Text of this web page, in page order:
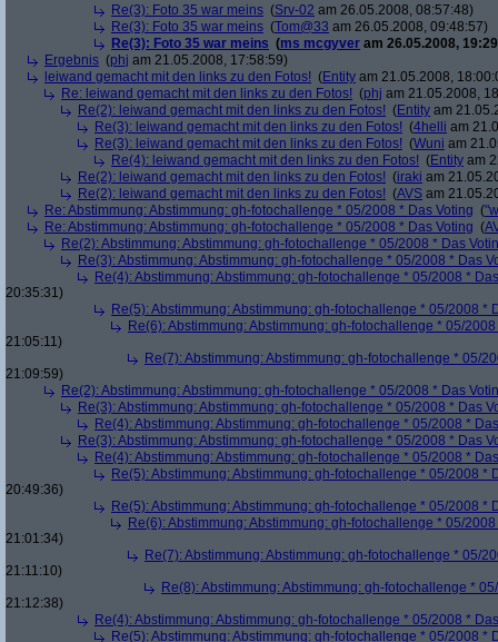
Re(3): Foto 35 war meins (Srv-02 am 26.05.2008, 08:57:48)
Re(3): Foto 35 war meins (Tom@33 am 26.05.2008, 09:48:57)
Re(3): Foto 35 war meins (ms mcgyver am 26.05.2008,
Ergebnis (phj am 21.05.2008, 17:58:59)
leiwand gemacht mit den links zu den Fotos! (Entity am 21.05.2008,
Re: leiwand gemacht mit den links zu den Fotos! (phj am 21.05.2008,
Re(2): leiwand gemacht mit den links zu den Fotos! (Entity am
Re(3): leiwand gemacht mit den links zu den Fotos! (4helli am
Re(3): leiwand gemacht mit den links zu den Fotos! (Wuni am
Re(4): leiwand gemacht mit den links zu den Fotos! (Entity am
Re(2): leiwand gemacht mit den links zu den Fotos! (iraki am
Re(2): leiwand gemacht mit den links zu den Fotos! (AVS am
Re: Abstimmung: Abstimmung: gh-fotochallenge * 05/2008 * Das Voting (
Re: Abstimmung: Abstimmung: gh-fotochallenge * 05/2008 * Das Voting (
Re(2): Abstimmung: Abstimmung: gh-fotochallenge * 05/2008 * Das
Re(3): Abstimmung: Abstimmung: gh-fotochallenge * 05/2008 * Das
Re(4): Abstimmung: Abstimmung: gh-fotochallenge * 05/2008 *
20:35:31)
Re(5): Abstimmung: Abstimmung: gh-fotochallenge * 05/2008 *
Re(6): Abstimmung: Abstimmung: gh-fotochallenge * 05/
21:05:11)
Re(7): Abstimmung: Abstimmung: gh-fotochallenge * 05/
21:09:59)
Re(2): Abstimmung: Abstimmung: gh-fotochallenge * 05/2008 * Das
Re(3): Abstimmung: Abstimmung: gh-fotochallenge * 05/2008 * Das
Re(4): Abstimmung: Abstimmung: gh-fotochallenge * 05/2008 *
Re(3): Abstimmung: Abstimmung: gh-fotochallenge * 05/2008 * Das
Re(4): Abstimmung: Abstimmung: gh-fotochallenge * 05/2008 *
Re(5): Abstimmung: Abstimmung: gh-fotochallenge * 05/2008 *
20:49:36)
Re(5): Abstimmung: Abstimmung: gh-fotochallenge * 05/2008 *
Re(6): Abstimmung: Abstimmung: gh-fotochallenge * 05/
21:01:34)
Re(7): Abstimmung: Abstimmung: gh-fotochallenge * 05/
21:11:10)
Re(8): Abstimmung: Abstimmung: gh-fotochallenge *
21:12:38)
Re(4): Abstimmung: Abstimmung: gh-fotochallenge * 05/2008 *
Re(5): Abstimmung: Abstimmung: gh-fotochallenge * 05/2008 *